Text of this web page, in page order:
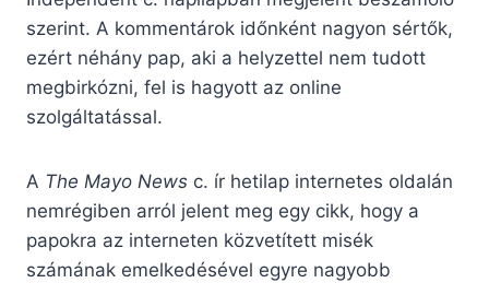
szerint. A kommentárok időnként nagyon sértők,
ezért néhány pap, aki a helyzettel nem tudott
megbirkózni, fel is hagyott az online
szolgáltatással.
A The Mayo News c. ír hetilap internetes oldalán
nemrégiben arról jelent meg egy cikk, hogy a
papokra az interneten közvetített misék
számának emelkedésével egyre nagyobb